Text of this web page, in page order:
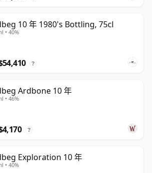
10 年 1980's Bottling, 75cl
• 40%
?
Ardbone 10 年
• 46%
?
Exploration 10 年
• 40%